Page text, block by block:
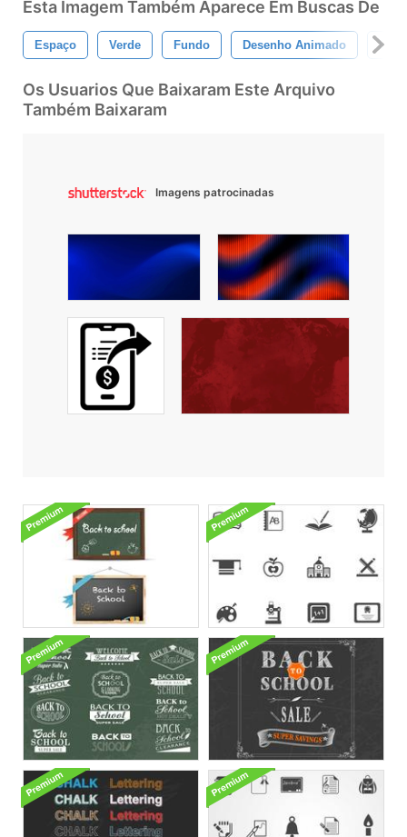
Esta Imagem Também Aparece Em Buscas De
Espaço Verde Fundo Desenho Animado
Os Usuarios Que Baixaram Este Arquivo
Também Baixaram
Imagens patrocinadas